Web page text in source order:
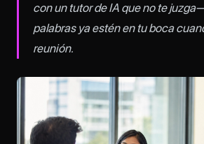
con un tutor de IA que no te
palabras ya estén en tu boca
reunión.